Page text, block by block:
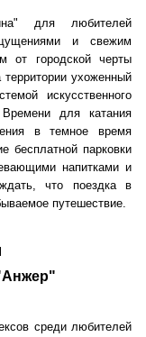
для любителей
и свежим
от городской черты
ухоженный
искусственного
для катания
в темное время
бесплатной парковки
напитками и
что поездка в
путешествие.
среди любителей